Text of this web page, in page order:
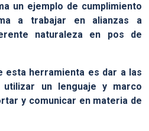
un ejemplo de cumplimiento
a trabajar en alianzas a
naturaleza en pos de
esta herramienta es dar a las
utilizar un lenguaje y marco
y comunicar en materia de